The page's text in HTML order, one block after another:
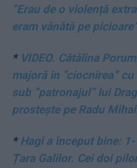
”Erau de o violență
eram vânătă pe
* VIDEO. Cătălina
majoră în ”ciocnirea”
sub ”patronajul” lui
prostește pe Radu
*Hagi a început bine:
Țara Galilor. Cei doi